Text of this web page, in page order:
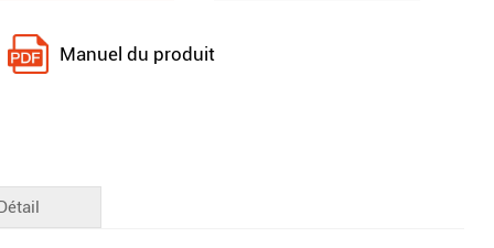
Manuel du produit